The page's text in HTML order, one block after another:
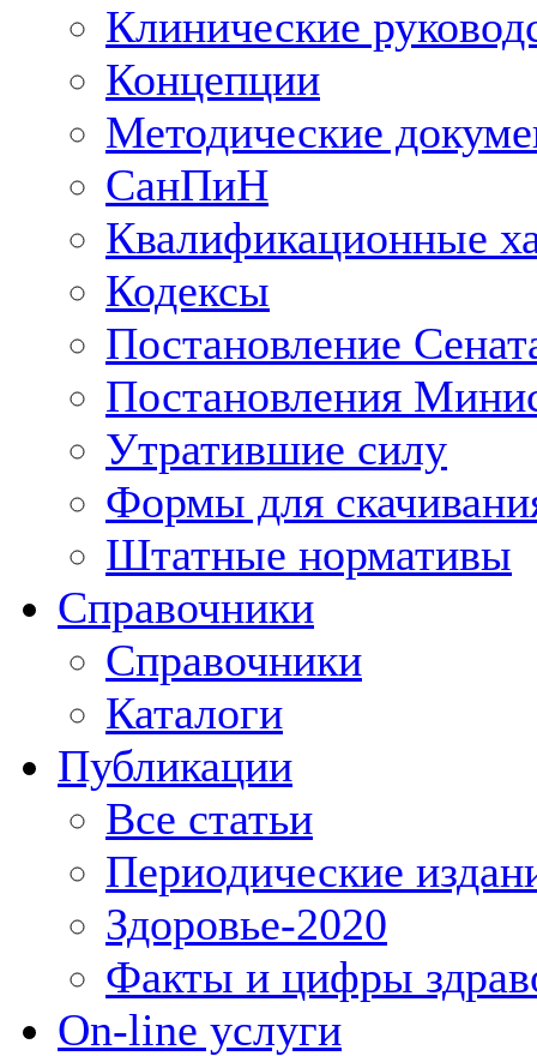
Клинические
Концепции
Методические
СанПиН
Квалификационные
Кодексы
Постановление
Постановления
Утратившие силу
Формы для
Штатные нормативы
Справочники
Справочники
Каталоги
Публикации
Все статьи
Периодические
Здоровье-2020
Факты и цифры
On-line услуги